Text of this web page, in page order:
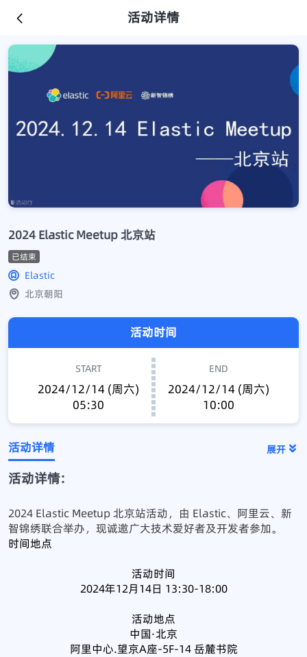
活动详情
2024 Elastic Meetup 北京站
已结束
Elastic
北京朝阳
活动时间
START
2024/12/14 (周六)
05:30
END
2024/12/14 (周六)
10:00
活动详情 展开
活动详情:
2024 Elastic Meetup 北京站活动，由 Elastic、阿里云、新
智锦绣联合举办，现诚邀广大技术爱好者及开发者参加。
时间地点
活动时间
2024年12月14日 13:30-18:00
活动地点
中国·北京
阿里中心.望京A座-5F-14 岳麓书院